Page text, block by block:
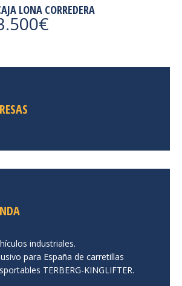
era:
LONA CORREDERA
€
industriales.
para España de carretillas
TERBERG-KINGLIFTER.